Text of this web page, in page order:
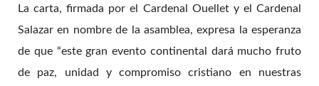
La carta, firmada por el Cardenal Ouellet y el Cardenal
Salazar en nombre de la asamblea, expresa la esperanza
de que “este gran evento continental dará mucho fruto
de paz, unidad y compromiso cristiano en nuestras